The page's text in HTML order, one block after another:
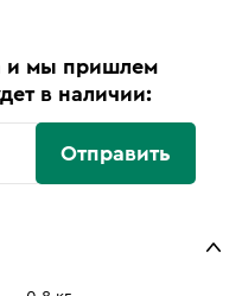
и мы пришлем
в наличии:
Отправить